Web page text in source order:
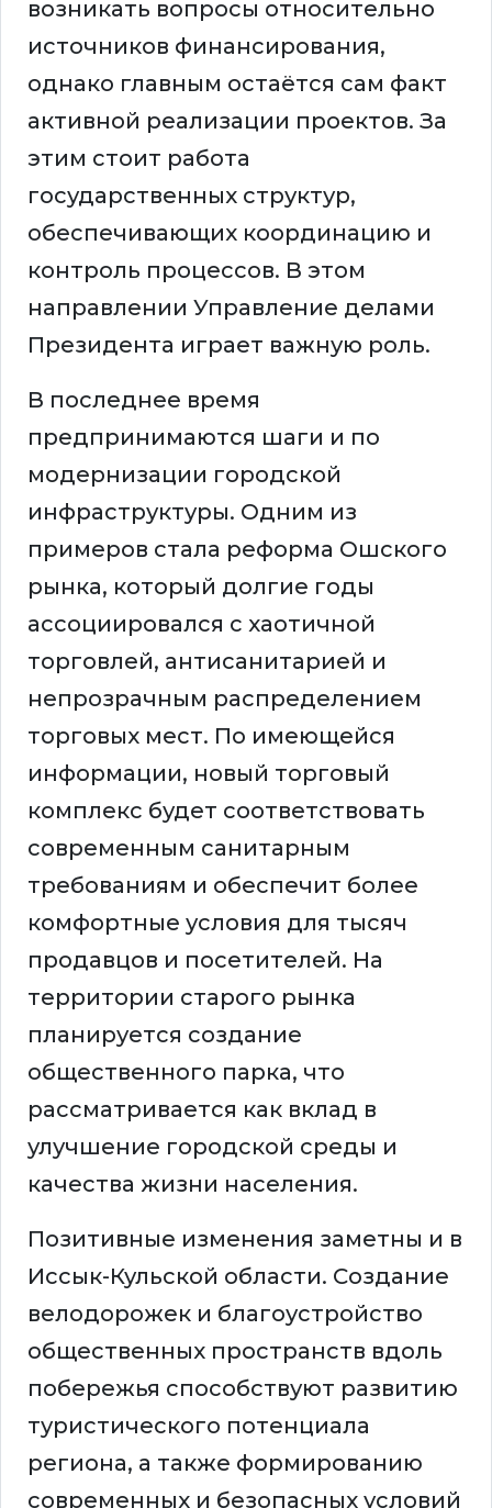
возникать вопросы относительно
источников финансирования,
однако главным остаётся сам факт
активной реализации проектов. За
этим стоит работа
государственных структур,
обеспечивающих координацию и
контроль процессов. В этом
направлении Управление делами
Президента играет важную роль.
В последнее время
предпринимаются шаги и по
модернизации городской
инфраструктуры. Одним из
примеров стала реформа Ошского
рынка, который долгие годы
ассоциировался с хаотичной
торговлей, антисанитарией и
непрозрачным распределением
торговых мест. По имеющейся
информации, новый торговый
комплекс будет соответствовать
современным санитарным
требованиям и обеспечит более
комфортные условия для тысяч
продавцов и посетителей. На
территории старого рынка
планируется создание
общественного парка, что
рассматривается как вклад в
улучшение городской среды и
качества жизни населения.
Позитивные изменения заметны и в
Иссык-Кульской области. Создание
велодорожек и благоустройство
общественных пространств вдоль
побережья способствуют развитию
туристического потенциала
региона, а также формированию
современных и безопасных условий